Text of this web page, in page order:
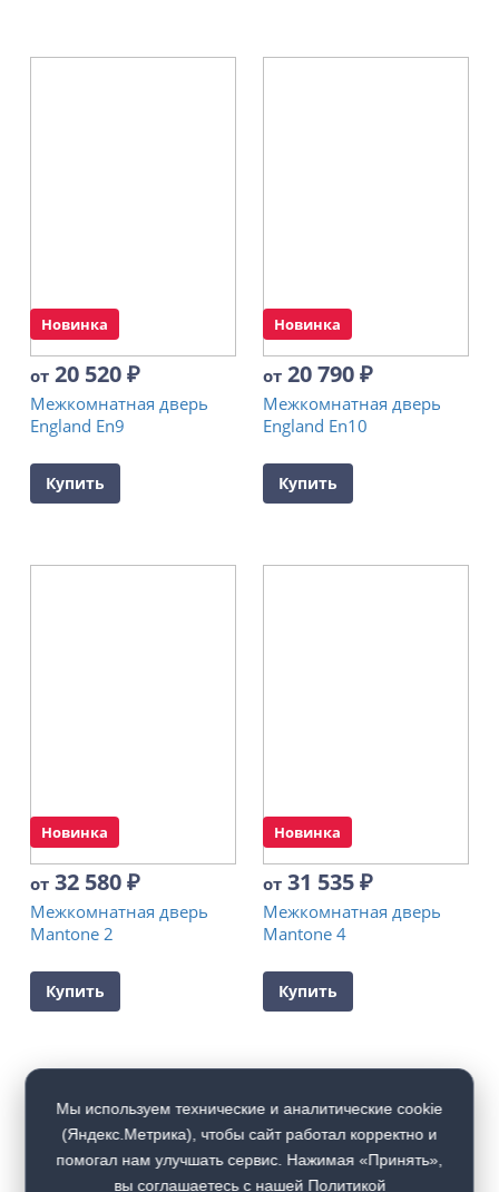
Новинка
от 20 520₽
Межкомнатная дверь
England En9
Купить
Новинка
от 20 790₽
Межкомнатная дверь
England En10
Купить
Новинка
от 32 580₽
Межкомнатная дверь
Mantone 2
Купить
Новинка
от 31 535₽
Межкомнатная дверь
Mantone 4
Купить
Мы используем технические и аналитические cookie
(Яндекс.Метрика), чтобы сайт работал корректно и
помогал нам улучшать сервис. Нажимая «Принять»,
вы соглашаетесь с нашей Политикой